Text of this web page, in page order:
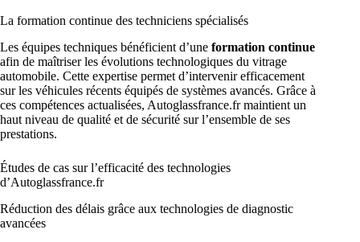
La formation continue des techniciens spécialisés
Les équipes techniques bénéficient d’une formation continue
afin de maîtriser les évolutions technologiques du vitrage
automobile. Cette expertise permet d’intervenir efficacement
sur les véhicules récents équipés de systèmes avancés. Grâce à
ces compétences actualisées, Autoglassfrance.fr maintient un
haut niveau de qualité et de sécurité sur l’ensemble de ses
prestations.
Études de cas sur l’efficacité des technologies
d’Autoglassfrance.fr
Réduction des délais grâce aux technologies de diagnostic
avancées